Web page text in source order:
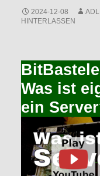
2024-12-08
HINTERLASSEN
Was ist
ein